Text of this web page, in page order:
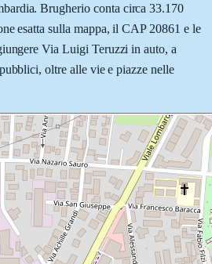
Brugherio conta circa 33.170
esatta sulla mappa, il CAP 20861 e le
Via Luigi Teruzzi in auto, a
oltre alle vie e piazze nelle